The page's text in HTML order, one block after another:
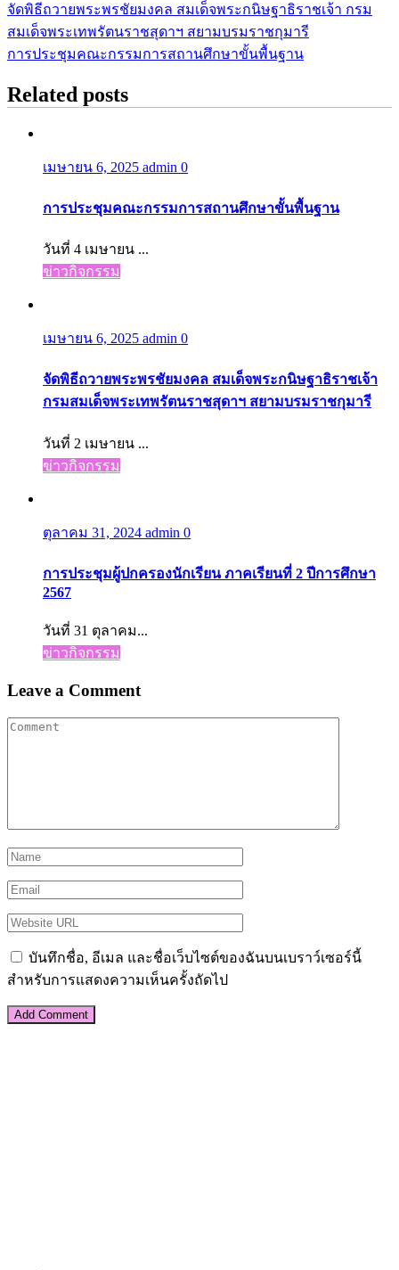
แนะแนว
เรื่อง
จัดพิธีถวายพระพรชัยมงคล สมเด็จพระกนิษฐาธิราชเจ้า กรม
สมเด็จพระเทพรัตนราชสุดาฯ สยามบรมราชกุมารี
การประชุมคณะกรรมการสถานศึกษาขั้นพื้นฐาน
Related posts
เมษายน 6, 2025 admin 0
การประชุมคณะกรรมการสถานศึกษาขั้นพื้นฐาน
วันที่ 4 เมษายน ...
ข่าวกิจกรรม
เมษายน 6, 2025 admin 0
จัดพิธีถวายพระพรชัยมงคล สมเด็จพระกนิษฐาธิราชเจ้า
กรมสมเด็จพระเทพรัตนราชสุดาฯ สยามบรมราชกุมารี
วันที่ 2 เมษายน ...
ข่าวกิจกรรม
ตุลาคม 31, 2024 admin 0
การประชุมผู้ปกครองนักเรียน ภาคเรียนที่ 2 ปีการศึกษา
2567
วันที่ 31 ตุลาคม...
ข่าวกิจกรรม
Leave a Comment
บันทึกชื่อ, อีเมล และชื่อเว็บไซต์ของฉันบนเบราว์เซอร์นี้
สำหรับการแสดงความเห็นครั้งถัดไป